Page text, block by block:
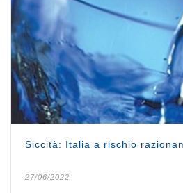
Siccità: Italia a rischio
27/06/2022